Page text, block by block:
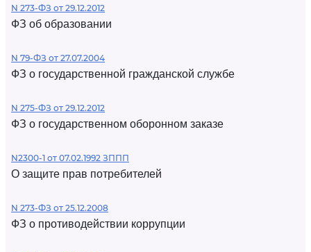
N 273-ФЗ от 29.12.2012
ФЗ об образовании
N 79-ФЗ от 27.07.2004
ФЗ о государственной гражданской службе
N 275-ФЗ от 29.12.2012
ФЗ о государственном оборонном заказе
N2300-1 от 07.02.1992 ЗППП
О защите прав потребителей
N 273-ФЗ от 25.12.2008
ФЗ о противодействии коррупции